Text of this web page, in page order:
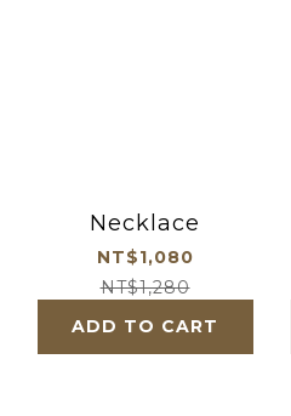
Necklace
NT$1,080
NT$1,280
ADD TO CART